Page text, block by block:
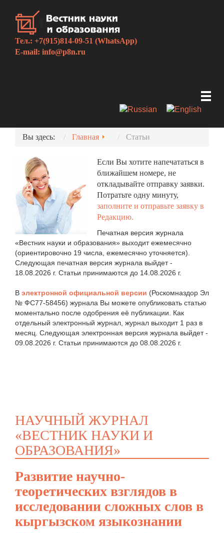
Тел.: +7(915)814-09-51 (WhatsApp)
E-mail: info@p8n.ru
Вы здесь: Главная Статьи
Если Вы хотите напечататься в
ближайшем номере, не
откладывайте отправку заявки.
Потратьте одну минуту,
заполните и отправьте заявку в
Редакцию.
Печатная версия журнала
«Вестник науки и образования» выходит ежемесячно
(ориентировочно 19 числа, ежемесячно уточняется).
Следующая печатная версия журнала выйдет -
18.08.2026 г. Статьи принимаются до 14.08.2026 г.
В электронной официальной версии (Роскомназдор Эл
№ ФС77-58456) журнала Вы можете опубликовать статью
моментально после одобрения её публикации. Как
отдельный электронный журнал, журнал выходит 1 раз в
месяц. Следующая электронная версия журнала выйдет -
09.08.2026 г. Статьи принимаются до 08.08.2026 г.
НАУЧНЫЙ ЖУРНАЛ
«ВЕСТНИК НАУКИ И
ОБРАЗОВАНИЯ»
Развитие научно-
теоретических взглядов в
исследовании сложных слов в
кыргызском языкознании